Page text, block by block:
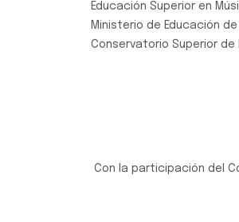
Educación Superior en
Ministerio de Educación
Conservatorio Superior de
Con la participación del